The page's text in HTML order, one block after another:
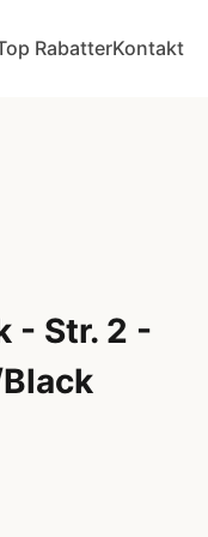
RabatterKontakt
- Str. 2 -